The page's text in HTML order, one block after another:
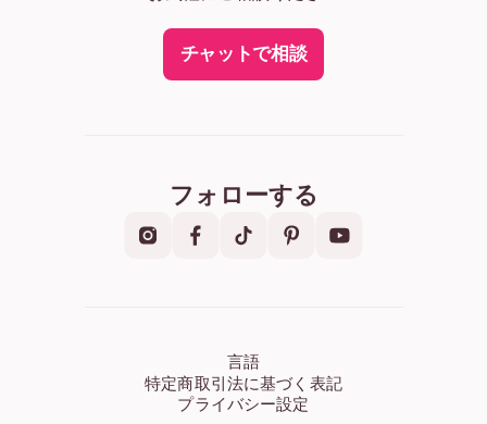
チャットで相談
フォローする
言語
特定商取引法に基づく表記
プライバシー設定